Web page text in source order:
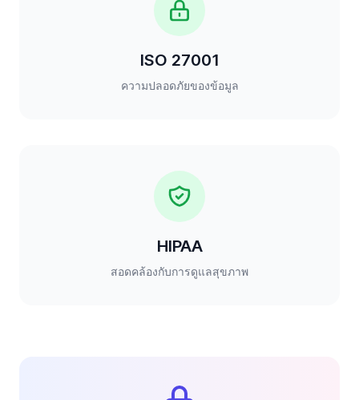
ISO 27001
ความปลอดภัยของข้อมูล
HIPAA
สอดคล้องกับการดูแลสุขภาพ